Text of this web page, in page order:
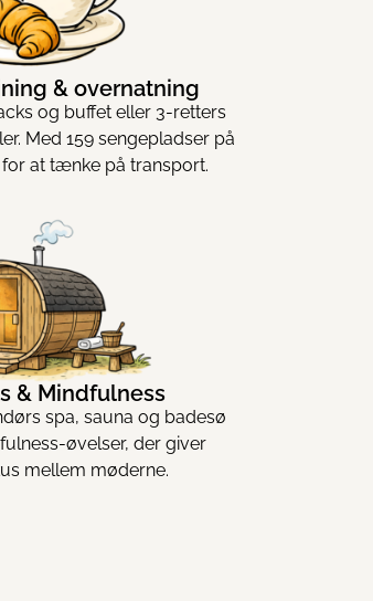
& overnatning
og buffet eller 3-retters
Med 159 sengepladser på
at tænke på transport.
& Mindfulness
spa, sauna og badesø
øvelser, der giver
mellem møderne.